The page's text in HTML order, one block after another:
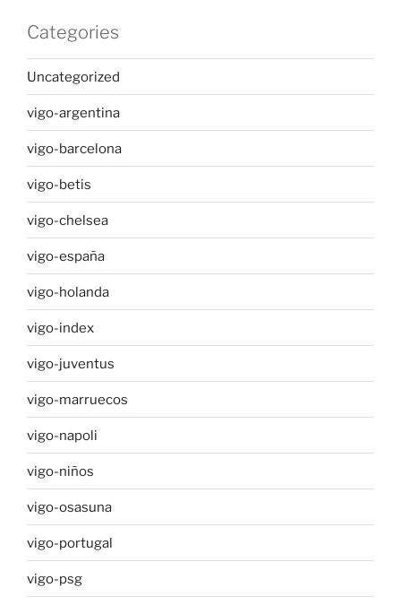
Categories
Uncategorized
vigo-argentina
vigo-barcelona
vigo-betis
vigo-chelsea
vigo-españa
vigo-holanda
vigo-index
vigo-juventus
vigo-marruecos
vigo-napoli
vigo-niños
vigo-osasuna
vigo-portugal
vigo-psg